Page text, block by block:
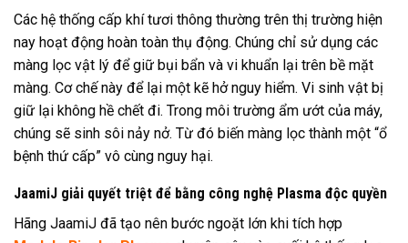
Các hệ thống cấp khí tươi thông thường trên thị trường hiện
nay hoạt động hoàn toàn thụ động. Chúng chỉ sử dụng các
màng lọc vật lý để giữ bụi bẩn và vi khuẩn lại trên bề mặt
màng. Cơ chế này để lại một kẽ hở nguy hiểm. Vi sinh vật bị
giữ lại không hề chết đi. Trong môi trường ẩm ướt của máy,
chúng sẽ sinh sôi nảy nở. Từ đó biến màng lọc thành một “ổ
bệnh thứ cấp” vô cùng nguy hại.
JaamiJ giải quyết triệt để bằng công nghệ Plasma độc quyền
Hãng JaamiJ đã tạo nên bước ngoặt lớn khi tích hợp